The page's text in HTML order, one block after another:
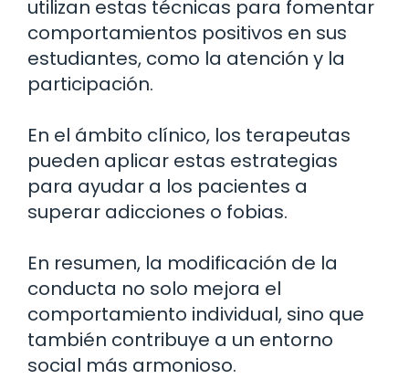
utilizan estas técnicas para fomentar
comportamientos positivos en sus
estudiantes, como la atención y la
participación.
En el ámbito clínico, los terapeutas
pueden aplicar estas estrategias
para ayudar a los pacientes a
superar adicciones o fobias.
En resumen, la modificación de la
conducta no solo mejora el
comportamiento individual, sino que
también contribuye a un entorno
social más armonioso.